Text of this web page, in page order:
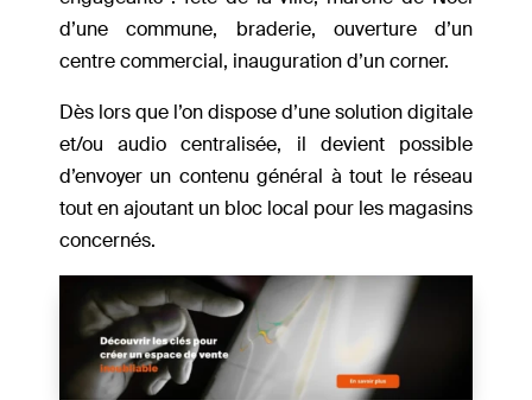
d’une commune, braderie, ouverture d’un
centre commercial, inauguration d’un corner.
Dès lors que l’on dispose d’une solution digitale
et/ou audio centralisée, il devient possible
d’envoyer un contenu général à tout le réseau
tout en ajoutant un bloc local pour les magasins
concernés.